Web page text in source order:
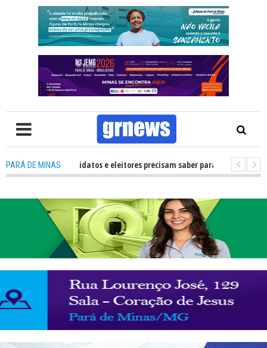
PARÁ DE MINAS
TV: O que candidatos e eleitores precisam saber para não ter problemas